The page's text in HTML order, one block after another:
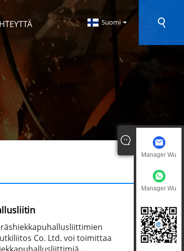
Suomi
Co. Ltd. voi toimittaa
Manager Wu
Manager Wu